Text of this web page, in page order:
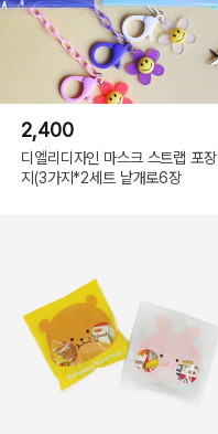
2,400
디엘리디자인 마스크 스트랩 포장
지(3가지*2세트 낱개로6장